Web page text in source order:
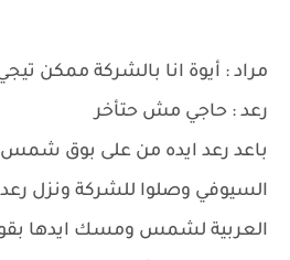
مراد : أيوة انا بالشركة ممكن
رعد : حاجي مش حتأخر
باعد رعد ايده من على بوق شمس
السيوفي وصلوا للشركة ونزل
العربية لشمس ومسك ايدها